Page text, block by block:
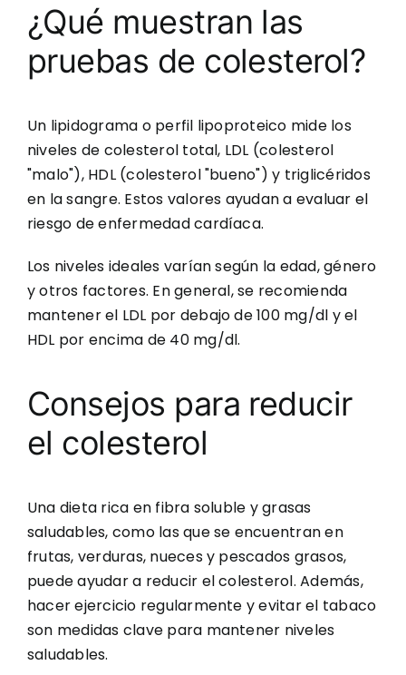
¿Qué muestran las
pruebas de colesterol?
Un lipidograma o perfil lipoproteico mide los
niveles de colesterol total, LDL (colesterol
"malo"), HDL (colesterol "bueno") y triglicéridos
en la sangre. Estos valores ayudan a evaluar el
riesgo de enfermedad cardíaca.
Los niveles ideales varían según la edad, género
y otros factores. En general, se recomienda
mantener el LDL por debajo de 100 mg/dl y el
HDL por encima de 40 mg/dl.
Consejos para reducir
el colesterol
Una dieta rica en fibra soluble y grasas
saludables, como las que se encuentran en
frutas, verduras, nueces y pescados grasos,
puede ayudar a reducir el colesterol. Además,
hacer ejercicio regularmente y evitar el tabaco
son medidas clave para mantener niveles
saludables.